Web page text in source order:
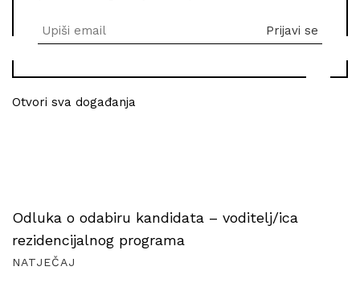
Otvori sva događanja
Odluka o odabiru kandidata – voditelj/ica
rezidencijalnog programa
NATJEČAJ